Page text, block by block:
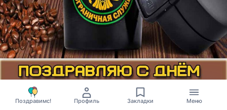
Поздравимс! Профиль Закладки Меню